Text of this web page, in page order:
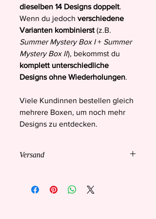
dieselben 14 Designs doppelt.
Wenn du jedoch verschiedene
Varianten kombinierst (z.B.
Summer Mystery Box I+ Summer
Mystery Box II), bekommst du
komplett unterschiedliche
Designs ohne Wiederholungen.
Viele Kundinnen bestellen gleich
mehrere Boxen, um noch mehr
Designs zu entdecken.
Versand
Versand innerhalb der
Schweiz kostenlos